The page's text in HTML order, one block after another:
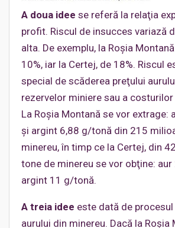
A doua idee se referă la relaţia
profit. Riscul de insucces variază
alta. De exemplu, la Roşia
10%, iar la Certej, de 18%. Riscul
special de scăderea preţului
rezervelor miniere sau a costurilor
La Roşia Montană se vor extrage:
şi argint 6,88 g/tonă din 215
minereu, în timp ce la Certej, din
tone de minereu se vor obţine:
argint 11 g/tonă.
A treia idee este dată de
aurului din minereu. Dacă la Roşia